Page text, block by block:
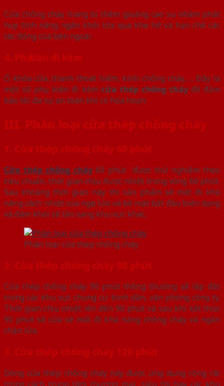
Cửa chống cháy trang bị thêm gioăng cao su nhằm phát
huy tính năng ngăn khói lửa qua khe hở và hạn chế các
tác động của bên ngoài.
4. Phụ kiện đi kèm
Ổ khóa cửa, thanh thoát hiểm, kính chống cháy, … Đây là
một số phụ kiện đi kèm cửa thép chống cháy để đảm
bảo tối đa sự an toàn khi có hỏa hoạn.
III. Phân loại cửa thép chống cháy
1. Cửa thép chống cháy 60 phút
Cửa thép chống cháy60 phút được thử nghiệm theo
tiêu chuẩn, thời gian chịu được nhiệt trong vòng 60 phút.
Sau khoảng thời gian này thì sản phẩm sẽ mất đi khả
năng cách nhiệt của ngọn lửa và bề mặt bắt đầu biến dạng
và đám khói sẽ lấn sang khu vực khác.
Phân loại cửa thép chống cháy
2. Cửa thép chống cháy 90 phút
Cửa thép chống cháy 90 phút thông thường sẽ lắp đặt
trong các khu vực chung cư bình dân, văn phòng công ty.
Thời gian chịu nhiệt lên đến 90 phút và sau khi kết thúc
90 phút sẽ cửa sẽ mất đi khả năng chống cháy và ngăn
chặn lửa.
3. Cửa thép chống cháy 120 phút
Dòng cửa thép chống cháy này được ứng dụng rộng rãi